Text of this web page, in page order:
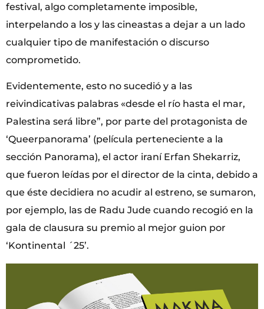
festival, algo completamente imposible,
interpelando a los y las cineastas a dejar a un lado
cualquier tipo de manifestación o discurso
comprometido.
Evidentemente, esto no sucedió y a las
reivindicativas palabras «desde el río hasta el mar,
Palestina será libre”, por parte del protagonista de
‘Queerpanorama’ (película perteneciente a la
sección Panorama), el actor iraní Erfan Shekarriz,
que fueron leídas por el director de la cinta, debido a
que éste decidiera no acudir al estreno, se sumaron,
por ejemplo, las de Radu Jude cuando recogió en la
gala de clausura su premio al mejor guion por
‘Kontinental ´25’.